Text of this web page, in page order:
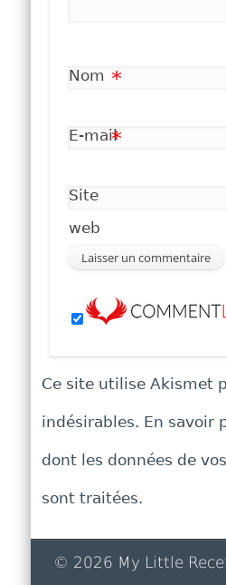
Nom *
E-mail*
Site
web
Ce site utilise Akismet
indésirables. En savoir
dont les données de
sont traitées.
© 2026 My Little